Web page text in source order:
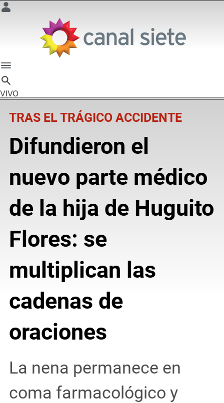
VIVO
TRAS EL TRÁGICO ACCIDENTE
Difundieron el
nuevo parte médico
de la hija de Huguito
Flores: se
multiplican las
cadenas de
oraciones
La nena permanece en
coma farmacológico y